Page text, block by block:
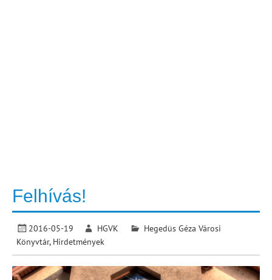
Felhívás!
2016-05-19 HGVK
Hegedüs Géza Városi
Könyvtár, Hirdetmények